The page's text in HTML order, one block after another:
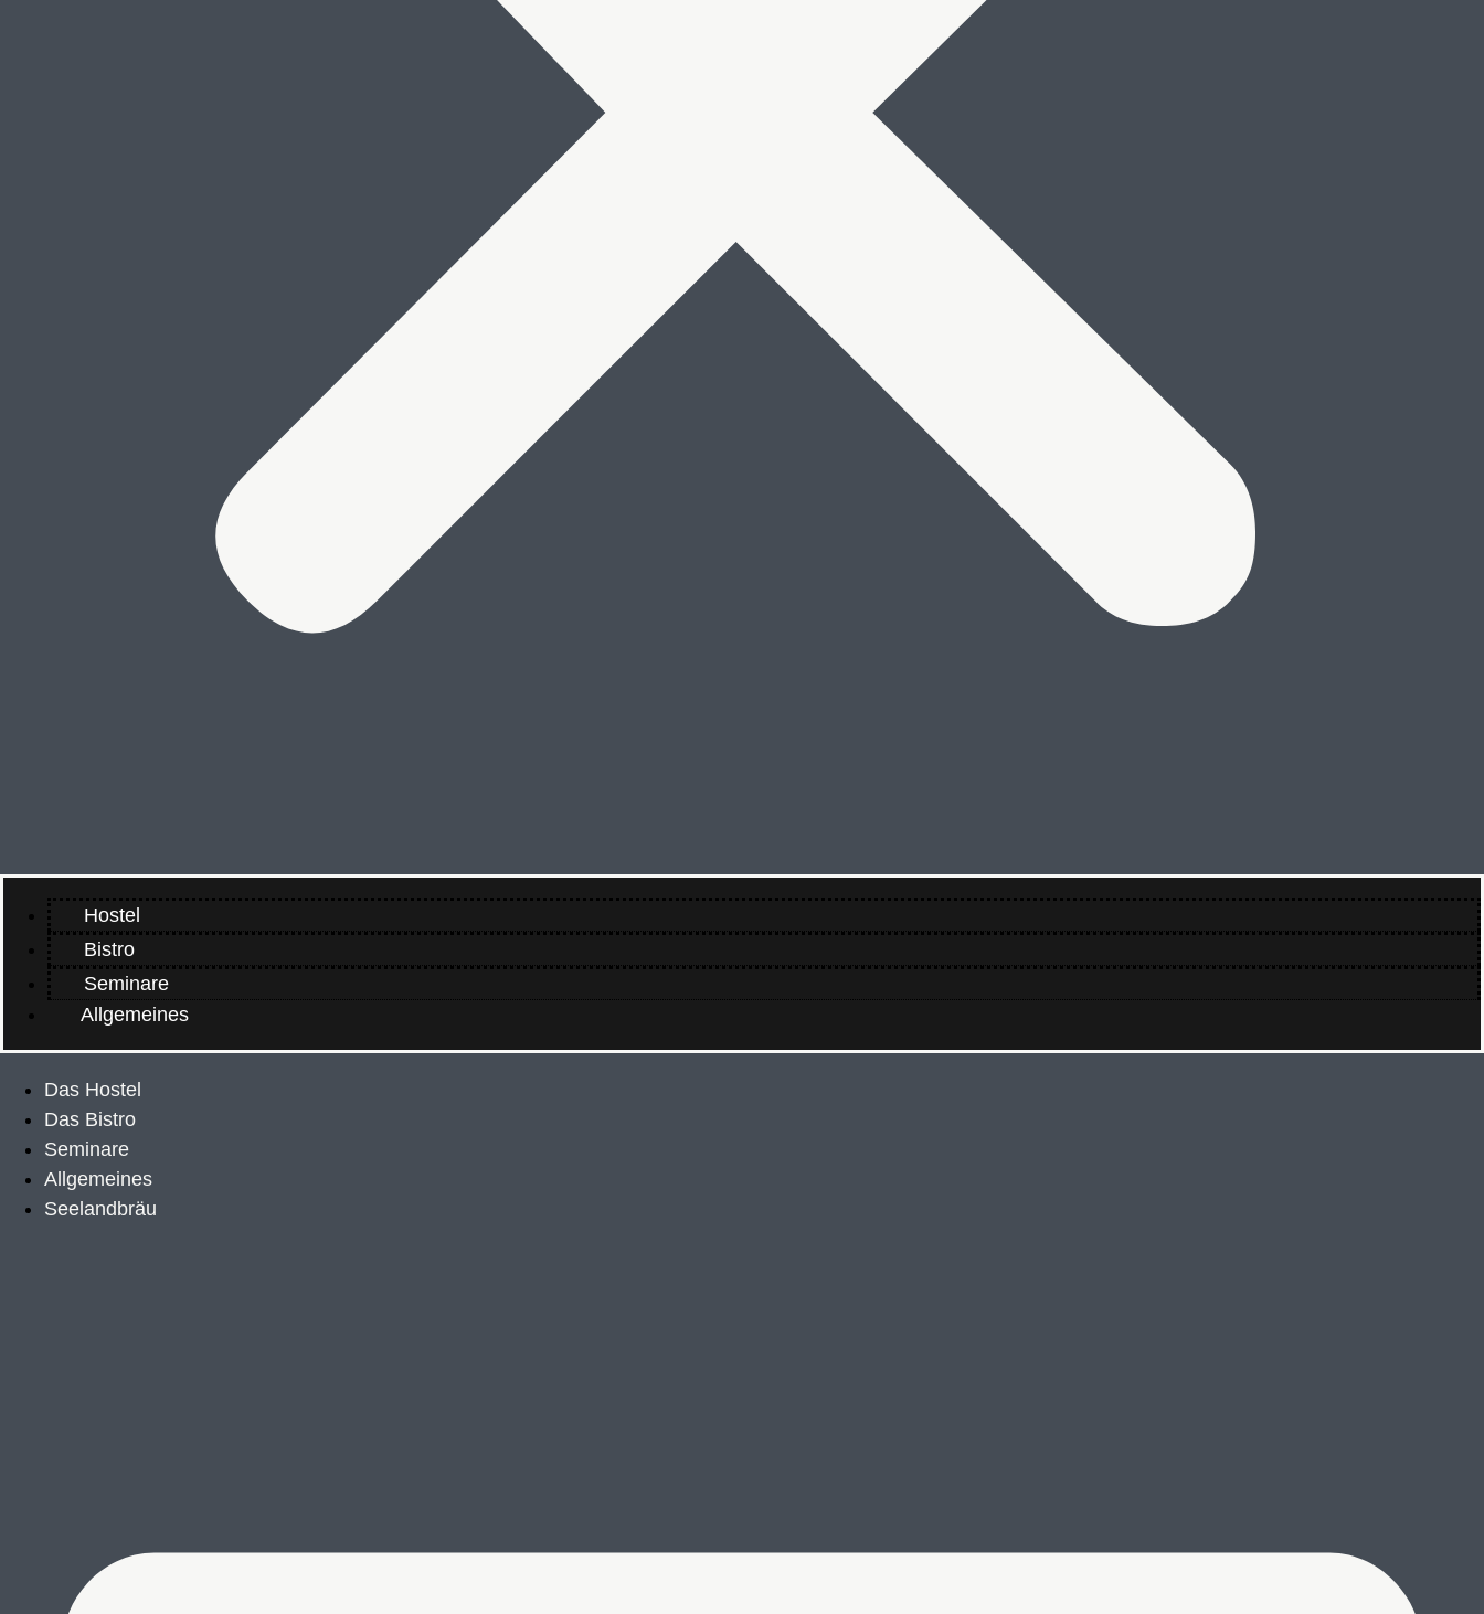
Hostel
Bistro
Seminare
Allgemeines
Das Hostel
Das Bistro
Seminare
Allgemeines
Seelandbräu